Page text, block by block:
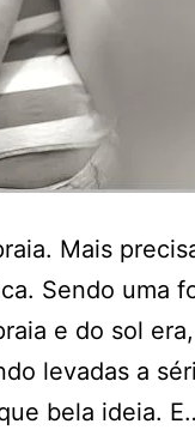
Mais
Sendo uma
e do sol
levadas a
bela ideia.